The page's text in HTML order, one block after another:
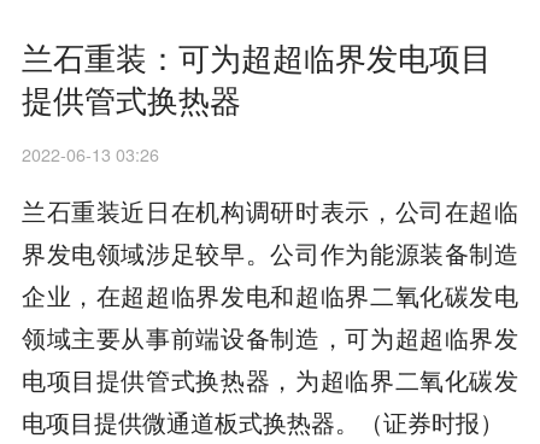
兰石重装：可为超超临界发电项目
提供管式换热器
2022-06-13 03:26
兰石重装近日在机构调研时表示，公司在超临
界发电领域涉足较早。公司作为能源装备制造
企业，在超超临界发电和超临界二氧化碳发电
领域主要从事前端设备制造，可为超超临界发
电项目提供管式换热器，为超临界二氧化碳发
电项目提供微通道板式换热器。（证券时报）